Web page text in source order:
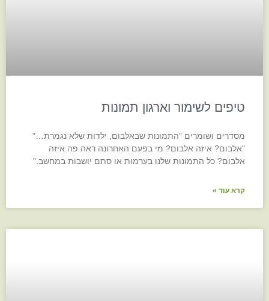
טיפים לשימור וארגון תמונות
מסדרים ושומרים "התמונות שבאלבום, ילדות שלא נגמרת…"
"אלבום? איזה אלבום? מי בפעם האחרונה ראה פה איזה
אלבום? כל התמונות שלנו בערמות או סתם יושבות במחשב."
קרא עוד »